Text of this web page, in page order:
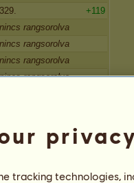
329.
+119
nincs rangsorolva
nincs rangsorolva
nincs rangsorolva
nincs rangsorolva
417.
-3
256.
=
privacy
tracking technologies,